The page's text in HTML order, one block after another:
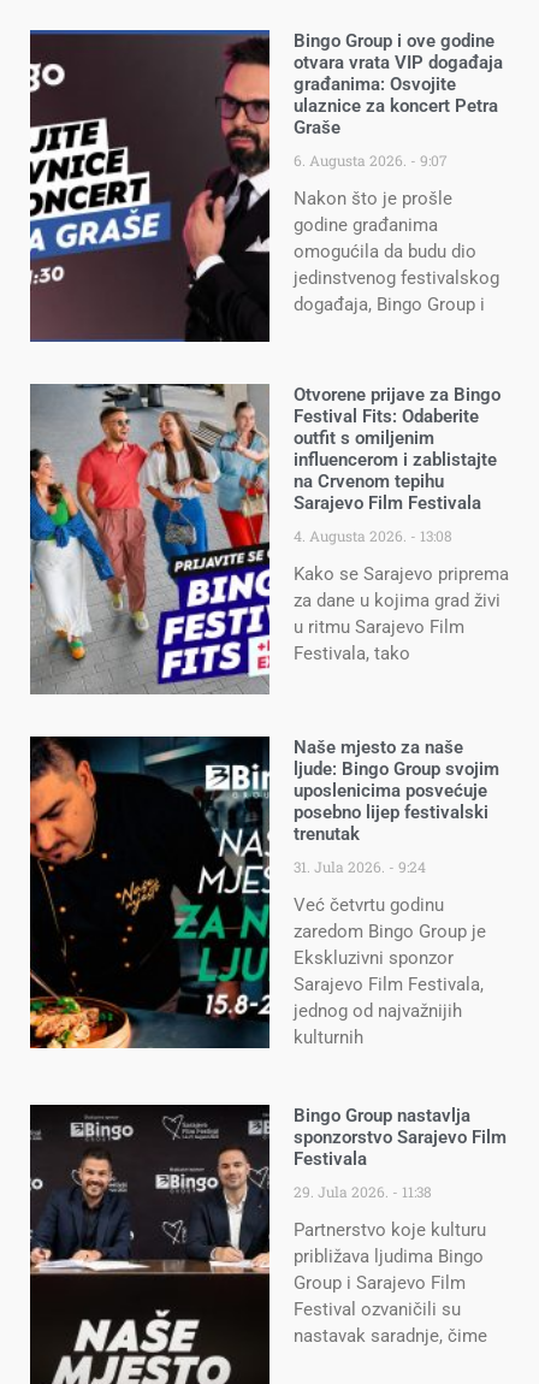
Bingo Group i ove godine
otvara vrata VIP događaja
građanima: Osvojite
ulaznice za koncert Petra
Graše
6. Augusta 2026. 9:07
Nakon što je prošle
godine građanima
omogućila da budu dio
jedinstvenog festivalskog
događaja, Bingo Group i
Otvorene prijave za Bingo
Festival Fits: Odaberite
outfit s omiljenim
influencerom i zablistajte
na Crvenom tepihu
Sarajevo Film Festivala
4. Augusta 2026. 13:08
Kako se Sarajevo priprema
za dane u kojima grad živi
u ritmu Sarajevo Film
Festivala, tako
Naše mjesto za naše
ljude: Bingo Group svojim
uposlenicima posvećuje
posebno lijep festivalski
trenutak
31. Jula 2026. 9:24
Već četvrtu godinu
zaredom Bingo Group je
Ekskluzivni sponzor
Sarajevo Film Festivala,
jednog od najvažnijih
kulturnih
Bingo Group nastavlja
sponzorstvo Sarajevo Film
Festivala
29. Jula 2026. 11:38
Partnerstvo koje kulturu
približava ljudima Bingo
Group i Sarajevo Film
Festival ozvaničili su
nastavak saradnje, čime